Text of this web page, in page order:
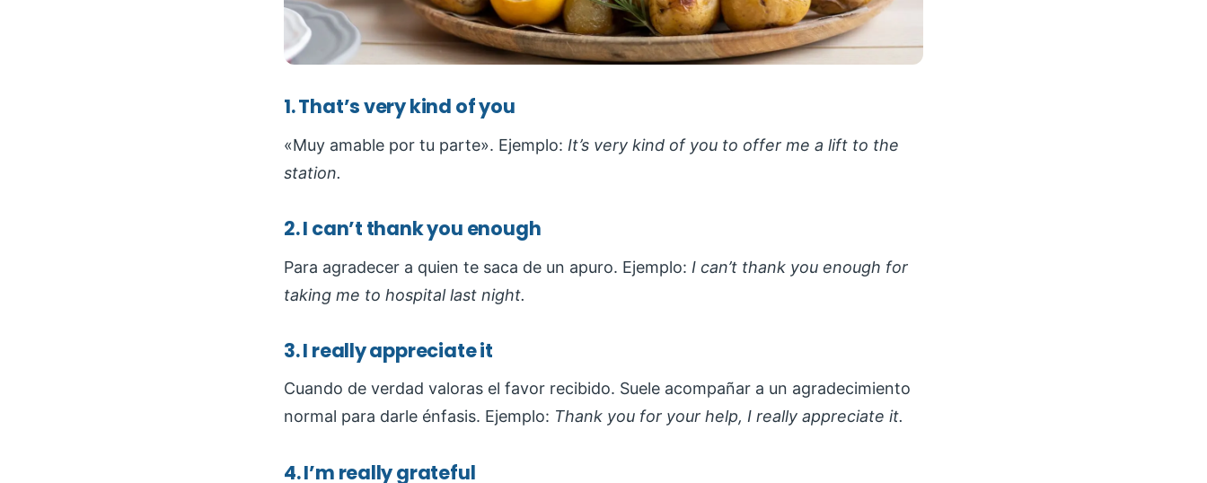
1. That’s very kind of you
«Muy amable por tu parte». Ejemplo: It’s very kind of you to offer me a lift to the
station.
2. I can’t thank you enough
Para agradecer a quien te saca de un apuro. Ejemplo: I can’t thank you enough for
taking me to hospital last night.
3. I really appreciate it
Cuando de verdad valoras el favor recibido. Suele acompañar a un agradecimiento
normal para darle énfasis. Ejemplo: Thank you for your help, I really appreciate it.
4. I’m really grateful